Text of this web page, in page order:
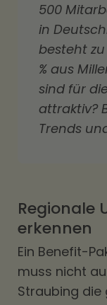
500
in
besteht zu
% aus
sind für
attraktiv?
Trends
Regionale
erkennen
Ein Benefit-
muss nicht
Straubing die